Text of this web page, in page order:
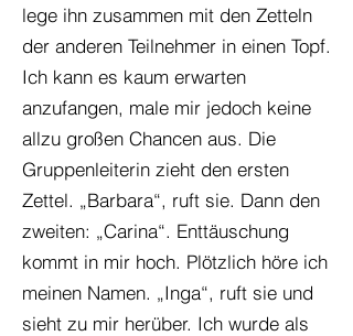
lege ihn zusammen mit den Zetteln
der anderen Teilnehmer in einen Topf.
Ich kann es kaum erwarten
anzufangen, male mir jedoch keine
allzu großen Chancen aus. Die
Gruppenleiterin zieht den ersten
Zettel. „Barbara“, ruft sie. Dann den
zweiten: „Carina“. Enttäuschung
kommt in mir hoch. Plötzlich höre ich
meinen Namen. „Inga“, ruft sie und
sieht zu mir herüber. Ich wurde als